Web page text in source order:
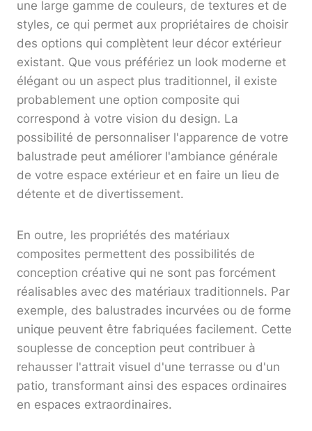
une large gamme de couleurs, de textures et de
styles, ce qui permet aux propriétaires de choisir
des options qui complètent leur décor extérieur
existant. Que vous préfériez un look moderne et
élégant ou un aspect plus traditionnel, il existe
probablement une option composite qui
correspond à votre vision du design. La
possibilité de personnaliser l'apparence de votre
balustrade peut améliorer l'ambiance générale
de votre espace extérieur et en faire un lieu de
détente et de divertissement.
En outre, les propriétés des matériaux
composites permettent des possibilités de
conception créative qui ne sont pas forcément
réalisables avec des matériaux traditionnels. Par
exemple, des balustrades incurvées ou de forme
unique peuvent être fabriquées facilement. Cette
souplesse de conception peut contribuer à
rehausser l'attrait visuel d'une terrasse ou d'un
patio, transformant ainsi des espaces ordinaires
en espaces extraordinaires.